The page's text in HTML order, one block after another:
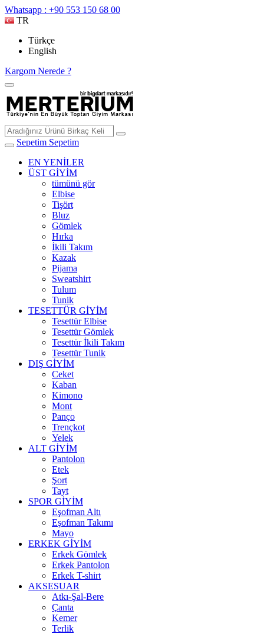
Whatsapp : +90 553 150 68 00
TR
Türkçe
English
Kargom Nerede ?
Sepetim Sepetim
EN YENİLER
ÜST GİYİM
tümünü gör
Elbise
Tişört
Bluz
Gömlek
Hırka
İkili Takım
Kazak
Pijama
Sweatshirt
Tulum
Tunik
TESETTÜR GİYİM
Tesettür Elbise
Tesettür Gömlek
Tesettür İkili Takım
Tesettür Tunik
DIŞ GİYİM
Ceket
Kaban
Kimono
Mont
Panço
Trençkot
Yelek
ALT GİYİM
Pantolon
Etek
Şort
Tayt
SPOR GİYİM
Eşofman Altı
Eşofman Takımı
Mayo
ERKEK GİYİM
Erkek Gömlek
Erkek Pantolon
Erkek T-shirt
AKSESUAR
Atkı-Şal-Bere
Çanta
Kemer
Terlik